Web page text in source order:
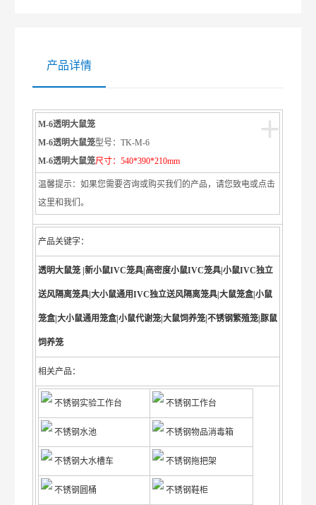
产品详情
+
M-6透明大鼠笼
M-6透明大鼠笼型号：TK-M-6
M-6透明大鼠笼尺寸：540*390*210mm
温馨提示：如果您需要咨询或购买我们的产品，请您致电或点击
这里和我们。
产品关键字：
透明大鼠笼 |新小鼠IVC笼具|高密度小鼠IVC笼具|小鼠IVC独立
送风隔离笼具|大小鼠通用IVC独立送风隔离笼具|大鼠笼盒|小鼠
笼盒|大小鼠通用笼盒|小鼠代谢笼|大鼠饲养笼|不锈钢繁殖笼|豚鼠
饲养笼
相关产品：
不锈钢实验工作台 不锈钢工作台
不锈钢水池 不锈钢物品消毒箱
不锈钢大水槽车 不锈钢拖把架
不锈钢圆桶 不锈钢鞋柜